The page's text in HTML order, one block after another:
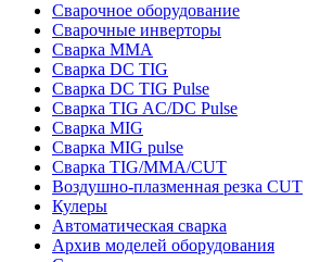
Сварочное оборудование
Сварочные инверторы
Сварка MMA
Сварка DC TIG
Сварка DC TIG Pulse
Сварка TIG AC/DC Pulse
Сварка MIG
Сварка MIG pulse
Сварка TIG/MMA/CUT
Воздушно-плазменная резка CUT
Кулеры
Автоматическая сварка
Архив моделей оборудования